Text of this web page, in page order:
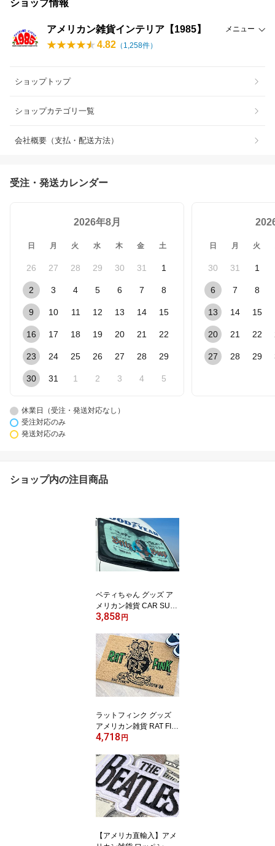
ショップ情報
アメリカン雑貨インテリア【1985】 メニュー
4.82 （ 1,258件）
ショップトップ
ショップカテゴリ一覧
会社概要（支払・配送方法）
受注・発送カレンダー
2026年8月
日 月 火 水 木 金 土
26 27 28 29 30 31 1
2 3 4 5 6 7 8
9 10 11 12 13 14 15
16 17 18 19 20 21 22
23 24 25 26 27 28 29
30 31 1 2 3 4 5
日 月 火
30 31 1
6 7 8
13 14 15
20 21 22
27 28 29
休業日（受注・発送対応なし）
受注対応のみ
発送対応のみ
ショップ内の注目商品
ベティちゃん グッズ ア
メリカン雑貨 CAR SUN
SHADE カーサンシェー
ー用品 車用 車内 日除け
3,858円
ラットフィンク グッズ
アメリカン雑貨 RAT FIN
K コイヤーマット ココナ
レージ ディスプレイ
4,718円
【アメリカ直輸入】アメ